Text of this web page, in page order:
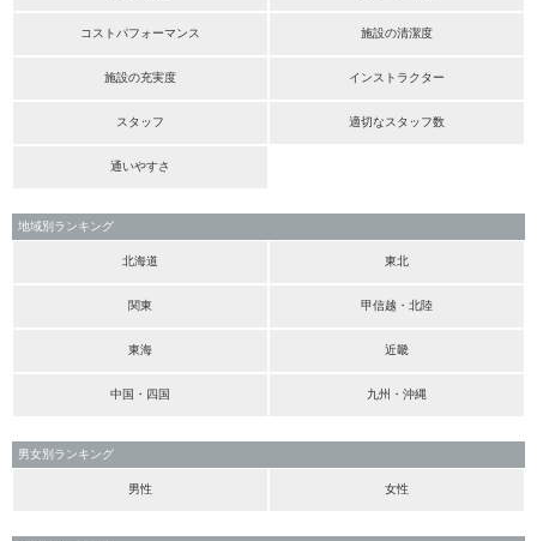
コストパフォーマンス 施設の清潔度
施設の充実度 インストラクター
スタッフ 適切なスタッフ数
通いやすさ
地域別ランキング
北海道 東北
関東 甲信越・北陸
東海 近畿
中国・四国 九州・沖縄
男女別ランキング
男性 女性